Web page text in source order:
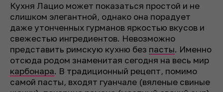
Кухня Лацио может показаться простой и не
слишком элегантной, однако она порадует
даже утонченных гурманов яркостью вкусов и
свежестью ингредиентов. Невозможно
представить римскую кухню без пасты. Именно
отсюда родом знаменитая сегодня на весь мир
карбонара. В традиционный рецепт, помимо
самой пасты, входят гуанчале (вяленые свиные